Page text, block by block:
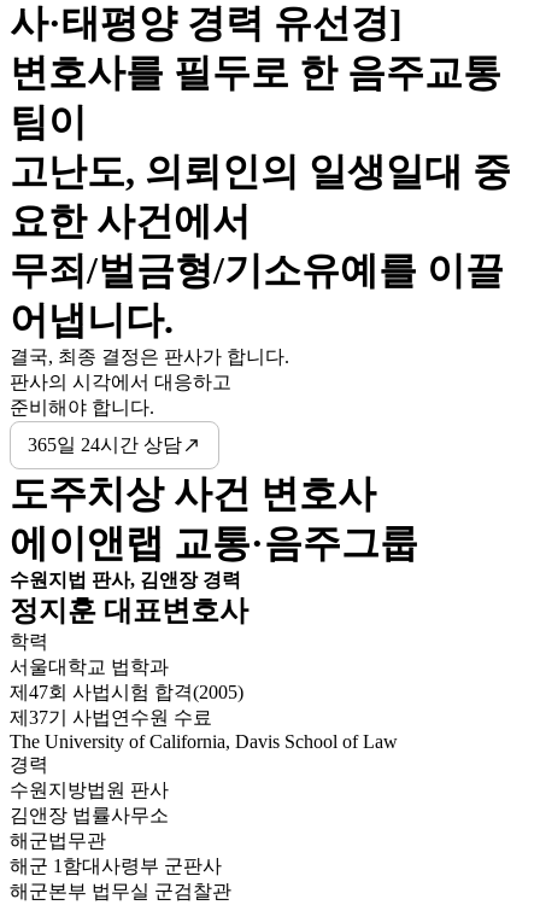
사·태평양 경력 유선경]
변호사를 필두로 한 음주교통
팀이
고난도, 의뢰인의 일생일대 중
요한 사건에서
무죄/벌금형/기소유예를 이끌
어냅니다.
결국, 최종 결정은 판사가 합니다.
판사의 시각에서 대응하고
준비해야 합니다.
365일 24시간 상담
도주치상 사건 변호사
에이앤랩 교통·음주그룹
수원지법 판사, 김앤장 경력
정지훈 대표변호사
학력
서울대학교 법학과
제47회 사법시험 합격(2005)
제37기 사법연수원 수료
The University of California, Davis School of Law
경력
수원지방법원 판사
김앤장 법률사무소
해군법무관
해군 1함대사령부 군판사
해군본부 법무실 군검찰관